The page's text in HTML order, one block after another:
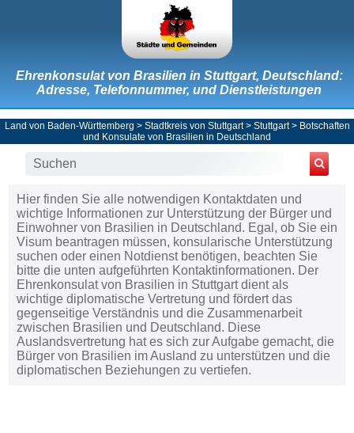
Ehrenkonsulat von Brasilien in Stuttgart, Deutschland:
Adresse, Telefonnummer, und Dienstleistungen
Land von Baden-Württemberg > Stadtkreis von Stuttgart> Stuttgart> Botschaften
und Konsulate von Brasilien in Deutschland
Hier finden Sie alle notwendigen Kontaktdaten und
wichtige Informationen zur Unterstützung der Bürger und
Einwohner von Brasilien in Deutschland. Egal, ob Sie ein
Visum beantragen müssen, konsularische Unterstützung
suchen oder einen Notdienst benötigen, beachten Sie
bitte die unten aufgeführten Kontaktinformationen. Der
Ehrenkonsulat von Brasilien in Stuttgart dient als
wichtige diplomatische Vertretung und fördert das
gegenseitige Verständnis und die Zusammenarbeit
zwischen Brasilien und Deutschland. Diese
Auslandsvertretung hat es sich zur Aufgabe gemacht, die
Bürger von Brasilien im Ausland zu unterstützen und die
diplomatischen Beziehungen zu vertiefen.